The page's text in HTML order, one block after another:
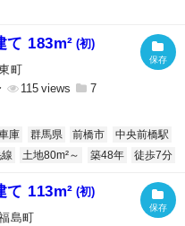
て 183m² (初)
町
115 7
庫 群馬県 前橋市
中央前橋駅
土地80m²～ 築48年 徒歩7分
て 113m² (初)
島町